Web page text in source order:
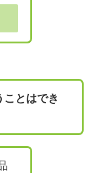
ことはでき